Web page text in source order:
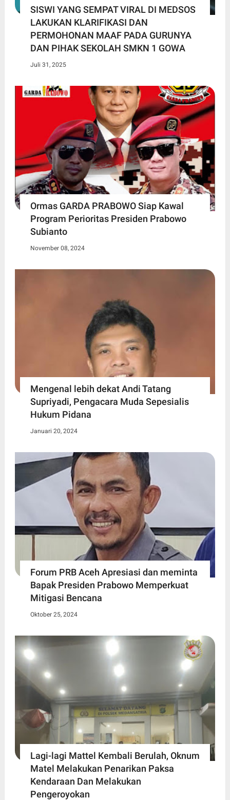
SISWI YANG SEMPAT VIRAL DI MEDSOS
LAKUKAN KLARIFIKASI DAN
PERMOHONAN MAAF PADA GURUNYA
DAN PIHAK SEKOLAH SMKN 1 GOWA
Juli 31, 2025
Ormas GARDA PRABOWO Siap Kawal
Program Perioritas Presiden Prabowo
Subianto
November 08, 2024
Mengenal lebih dekat Andi Tatang
Supriyadi, Pengacara Muda Sepesialis
Hukum Pidana
Januari 20, 2024
Forum PRB Aceh Apresiasi dan meminta
Bapak Presiden Prabowo Memperkuat
Mitigasi Bencana
Oktober 25, 2024
Lagi-lagi Mattel Kembali Berulah, Oknum
Matel Melakukan Penarikan Paksa
Kendaraan Dan Melakukan
Pengeroyokan